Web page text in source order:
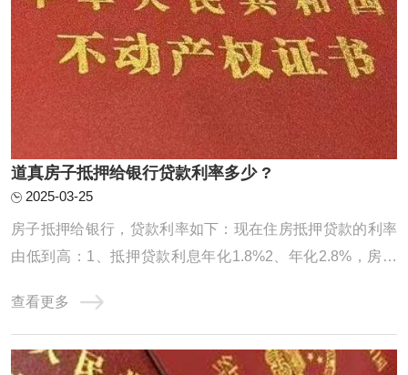
道真房子抵押给银行贷款利率多少 ?
2025-03-25
房子抵押给银行，贷款利率如下：现在住房抵押贷款的利率
由低到高：1、抵押贷款利息年化1.8%2、年化2.8%，房本
2.95%，100万月还款24584、不上个人征信，不看负债，年
化3%，最长10年，持股3个月可以通过抵押转贷。前提是利
息合适。你的条件符合银行要求。银行抵押贷款房 ...
查看更多